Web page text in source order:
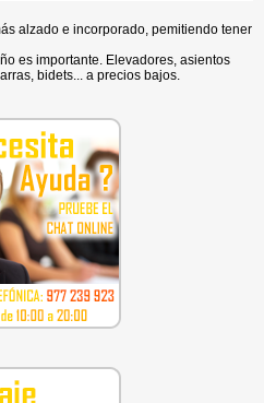
alzado e incorporado, pemitiendo tener
es importante. Elevadores, asientos
bidets... a precios bajos.